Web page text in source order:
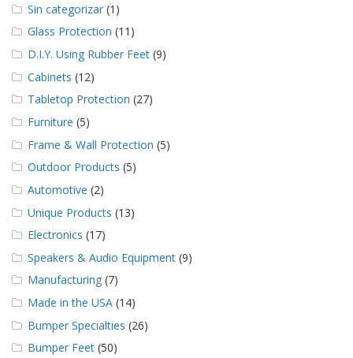
Sin categorizar (1)
Glass Protection (11)
D.I.Y. Using Rubber Feet (9)
Cabinets (12)
Tabletop Protection (27)
Furniture (5)
Frame & Wall Protection (5)
Outdoor Products (5)
Automotive (2)
Unique Products (13)
Electronics (17)
Speakers & Audio Equipment (9)
Manufacturing (7)
Made in the USA (14)
Bumper Specialties (26)
Bumper Feet (50)